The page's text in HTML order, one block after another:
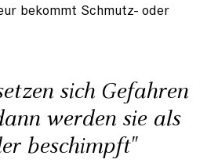
bekommt Schmutz- oder
sich Gefahren
werden sie als
beschimpft"